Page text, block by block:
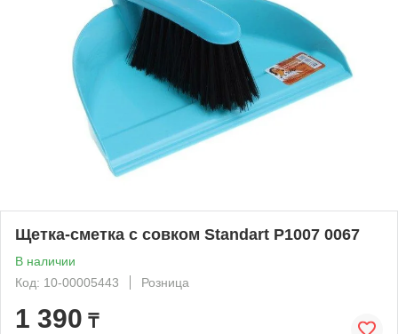
Щетка-сметка с совком Standart Р1007 0067
В наличии
Код: 10-00005443
Розница
1 390 ₸